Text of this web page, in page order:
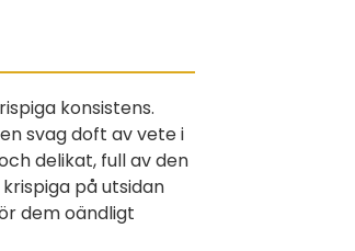
konsistens.
svag doft av vete i
delikat, full av den
på utsidan
dem oändligt